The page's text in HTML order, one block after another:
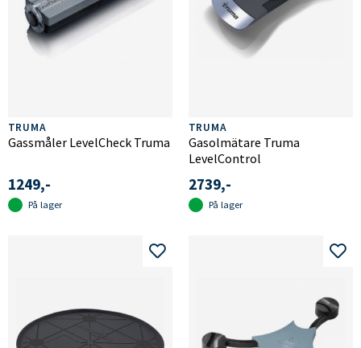
TRUMA
Gassmåler LevelCheck Truma
1249,-
På lager
TRUMA
Gasolmätare Truma
LevelControl
2739,-
På lager